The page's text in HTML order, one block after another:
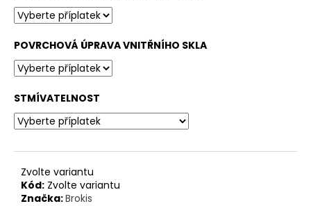
POVRCHOVÁ ÚPRAVA VNITŘNÍHO SKLA
STMÍVATELNOST
Zvolte variantu
Kód: Zvolte variantu
Značka:Brokis